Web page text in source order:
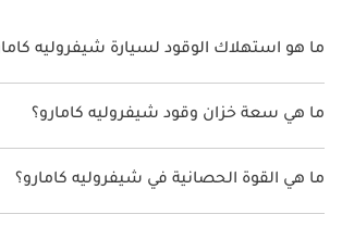
ما هو استهلاك الوقود لسيارة شيفروليه
يتراوح استهلاك الوقود لسيارة شيفروليه كامارو بين 6 كم/ليتر - 7 كم/ليتر.
ما هي سعة خزان وقود شيفروليه كامارو؟
سعة خزان وقود شيفروليه كامارو 72 ليتر.
ما هي القوة الحصانية في شيفروليه كامارو؟
تنتج شيفروليه كامارو قوة 355 حصان - 650 حصان.